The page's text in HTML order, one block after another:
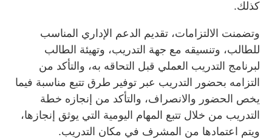
كذلك.
وتضمنت الالتزامات، تقديم الدعم الإداري المناسب
للطالب، وتنسيقه مع جهة التدريب، وتهيئة الطالب
لبرنامج التدريب العملي قبل التحاقه به، والتأكد من
التزامه بحضور التدريب عبر توفير طرق تتبع مناسبة فيما
يخص الحضور والانصراف، والتأكد من إنجازه خطة
التدريب من خلال تتبع المهام اليومية التي يوثق إنجازها،
ويتم اعتمادها من المشرف في مكان التدريب.